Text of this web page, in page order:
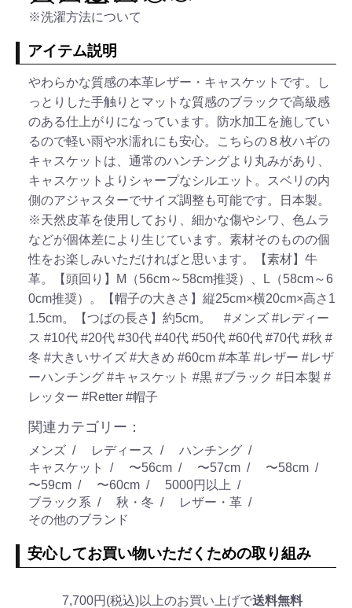
※洗濯方法について
アイテム説明
やわらかな質感の本革レザー・キャスケットです。し
っとりした手触りとマットな質感のブラックで高級感
のある仕上がりになっています。防水加工を施してい
るので軽い雨や水濡れにも安心。こちらの８枚ハギの
キャスケットは、通常のハンチングより丸みがあり、
キャスケットよりシャープなシルエット。スベリの内
側のアジャスターでサイズ調整も可能です。日本製。
※天然皮革を使用しており、細かな傷やシワ、色ムラ
などが個体差により生じています。素材そのものの個
性をお楽しみいただければと思います。【素材】牛
革。【頭回り】M（56cm～58cm推奨）、L（58cm～6
0cm推奨）。【帽子の大きさ】縦25cm×横20cm×高さ1
1.5cm。【つばの長さ】約5cm。 #メンズ #レディー
ス #10代 #20代 #30代 #40代 #50代 #60代 #70代 #秋 #
冬 #大きいサイズ #大きめ #60cm #本革 #レザー #レザ
ーハンチング #キャスケット #黒 #ブラック #日本製 #
レッター #Retter #帽子
関連カテゴリー：
メンズ レディース
ハンチング
キャスケット
〜56cm 〜57cm
〜58cm
〜59cm
〜60cm
5000円以上
ブラック系
秋・冬
レザー・革
その他のブランド
安心してお買い物いただくための取り組み
7,700円(税込)以上のお買い上げで送料無料